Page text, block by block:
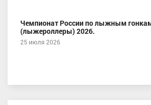
Чемпионат России по лыжным
(лыжероллеры) 2026.
25 июля 2026